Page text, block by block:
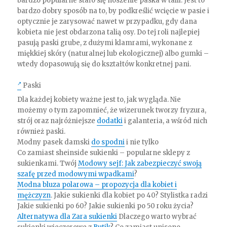
bardzo dobry sposób na to, by podkreślić wcięcie w pasie i
optycznie je zarysować nawet w przypadku, gdy dana
kobieta nie jest obdarzona talią osy. Do tej roli najlepiej
pasują paski grube, z dużymi klamrami, wykonane z
miękkiej skóry (naturalnej lub ekologicznej) albo gumki –
wtedy dopasowują się do kształtów konkretnej pani.
Paski
Dla każdej kobiety ważne jest to, jak wygląda. Nie
możemy o tym zapomnieć, że wizerunek tworzy fryzura,
strój oraz najróżniejsze dodatkii galanteria, a wśród nich
również paski.
Modny pasek damski do spodnii nie tylko
Co zamiast sheinside sukienki – popularne sklepy z
sukienkami. TwójModowy sejf: Jak zabezpieczyć swoją
szafę przed modowymi wpadkami?
Modna bluza polarowa – propozycja dla kobiet i
mężczyzn. Jakie sukienki dla kobiet po 40? Stylistka radzi
Jakie sukienki po 60? Jakie sukienki po 50 roku życia?
Alternatywa dla Zara sukienki Dlaczego warto wybrać